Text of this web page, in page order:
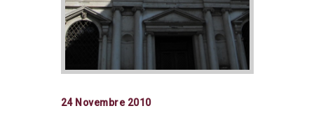
24 Novembre 2010